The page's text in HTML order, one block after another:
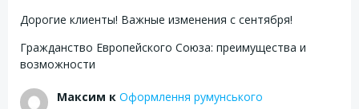
Дорогие клиенты! Важные изменения с сентября!
Гражданство Европейского Союза: преимущества и
возможности
Максим к Оформлення румунського